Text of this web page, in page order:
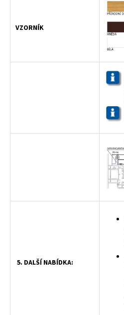
VZORNÍK
5. DALŠÍ NABÍDKA: